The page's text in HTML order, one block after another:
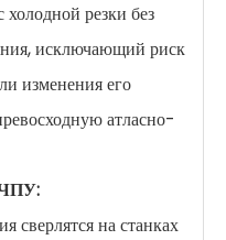
холодной резки без
исключающий риск
изменения его
атласно-
ЧПУ:
сверлятся на станках